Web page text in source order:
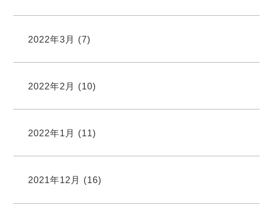
2022年3月 (7)
2022年2月 (10)
2022年1月 (11)
2021年12月 (16)